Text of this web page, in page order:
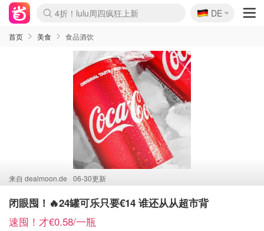
Boticinal 夏促开抢！
4折！lulu周四疯狂上新
还没结束！&OtherStories大促
Joybuy变相75折 随时失效
速领！Stanley独家85折
疑似霸哥！Camper额外叠85折
Zalando 奥莱闪促！每日更新
Moncler反季囤！5折起+叠9折
Coach Brooklyn仅€192
🇩🇪
DE
首页 美食 食品酒饮
来自 dealmoon.de 06-30更新
闭眼囤！🔥24罐可乐只要€14 谁还从从超市背
速囤！才€0.58/一瓶